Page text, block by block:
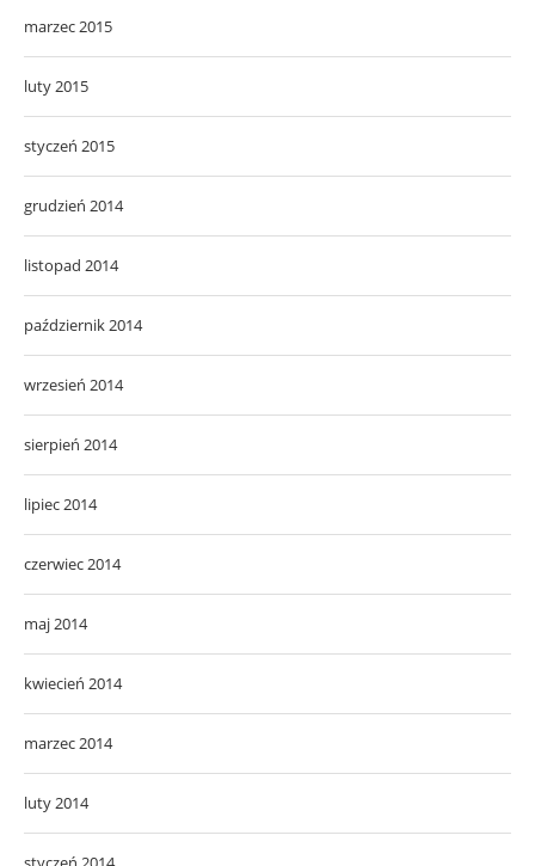
marzec 2015
luty 2015
styczeń 2015
grudzień 2014
listopad 2014
październik 2014
wrzesień 2014
sierpień 2014
lipiec 2014
czerwiec 2014
maj 2014
kwiecień 2014
marzec 2014
luty 2014